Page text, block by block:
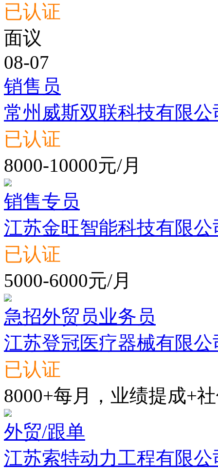
已认证
面议
08-07
销售员
常州威斯双联科技有限公
已认证
8000-10000元/月
销售专员
江苏金旺智能科技有限公
已认证
5000-6000元/月
急招外贸员业务员
江苏登冠医疗器械有限公
已认证
8000+每月，业绩提成+
外贸/跟单
江苏索特动力工程有限公